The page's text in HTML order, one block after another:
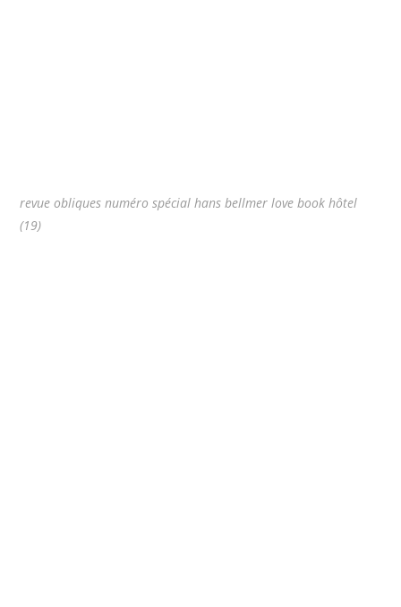
revue obliques numéro spécial hans bellmer love book hôtel
(19)